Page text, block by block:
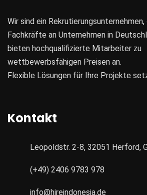
Wir sind ein
Fachkräfte an Unternehmen in
bieten hochqualifizierte Mitarbeiter zu
wettbewerbsfähigen Preisen an.
Flexible Lösungen für Ihre Projekte
Kontakt
Leopoldstr. 2-8, 32051 Herford,
(+49) 2406 9783 978
info@hireindonesia.de